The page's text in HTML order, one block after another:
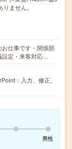
ません。
仕事です・関係部
設定・来客対応…
：入力、修正、
男性